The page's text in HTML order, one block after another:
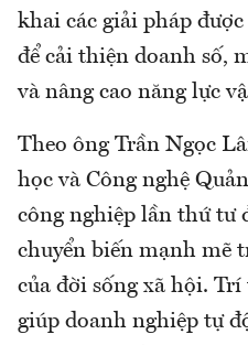
khai các giải pháp
để cải thiện doanh số,
và nâng cao năng lực
Theo ông Trần Ngọc
học và Công nghệ
công nghiệp lần thứ tư
chuyển biến mạnh mẽ
của đời sống xã hội.
giúp doanh nghiệp tự